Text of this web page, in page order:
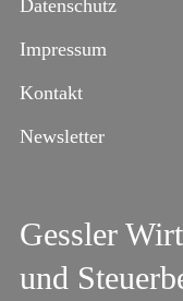
Datenschutz
Impressum
Kontakt
Newsletter
Gessler
und